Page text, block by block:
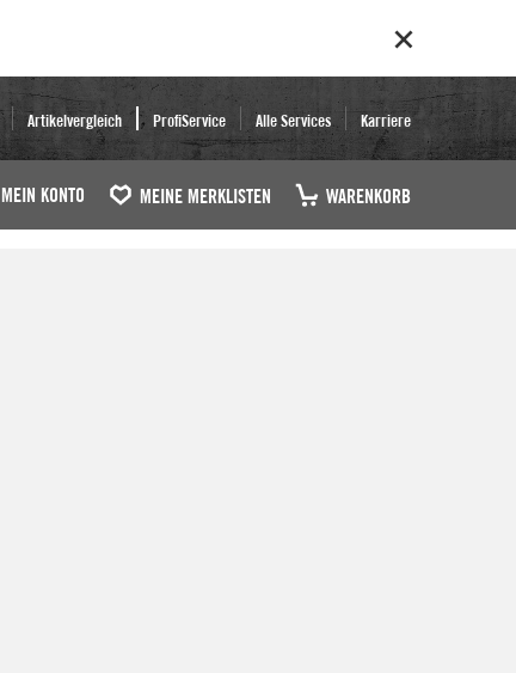
Artikelvergleich ProfiService Alle Services Karriere
MEIN KONTO MEINE MERKLISTEN WARENKORB